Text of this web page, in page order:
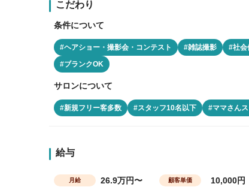
こだわり
条件について
#ヘアショー・撮影会・コンテスト #雑誌撮影 #社会
#ブランクOK
サロンについて
#新規フリー客多数 #スタッフ10名以下 #ママさん
給与
月給 26.9万円〜 顧客単価 10,000円